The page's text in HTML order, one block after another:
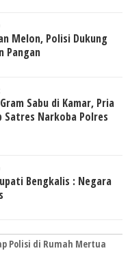
Melon, Polisi Dukung
Pangan
Sabu di Kamar, Pria
Satres Narkoba Polres
Bengkalis : Negara
Polisi di Rumah Mertua